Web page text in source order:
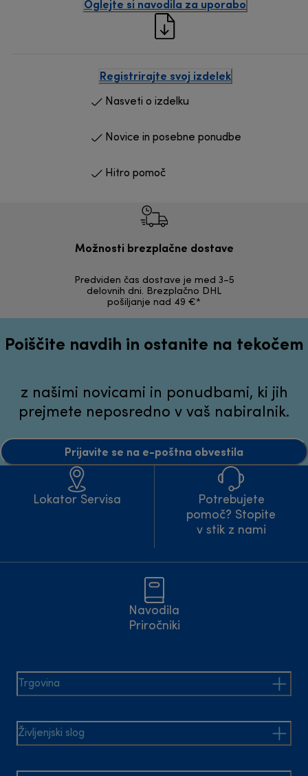
Oglejte si navodila za uporabo
Registrirajte svoj izdelek
Nasveti o izdelku
Novice in posebne ponudbe
Hitro pomoč
Možnosti brezplačne dostave
Predviden čas dostave je med 3–5
delovnih dni. Brezplačno DHL
pošiljanje nad 49 €*
Poiščite navdih in ostanite na tekočem
z našimi novicami in ponudbami, ki jih
prejmete neposredno v vaš nabiralnik.
Prijavite se na e-poštna obvestila
Lokator Servisa
Potrebujete
pomoč? Stopite
v stik z nami
Navodila
Priročniki
Trgovina
Življenjski slog